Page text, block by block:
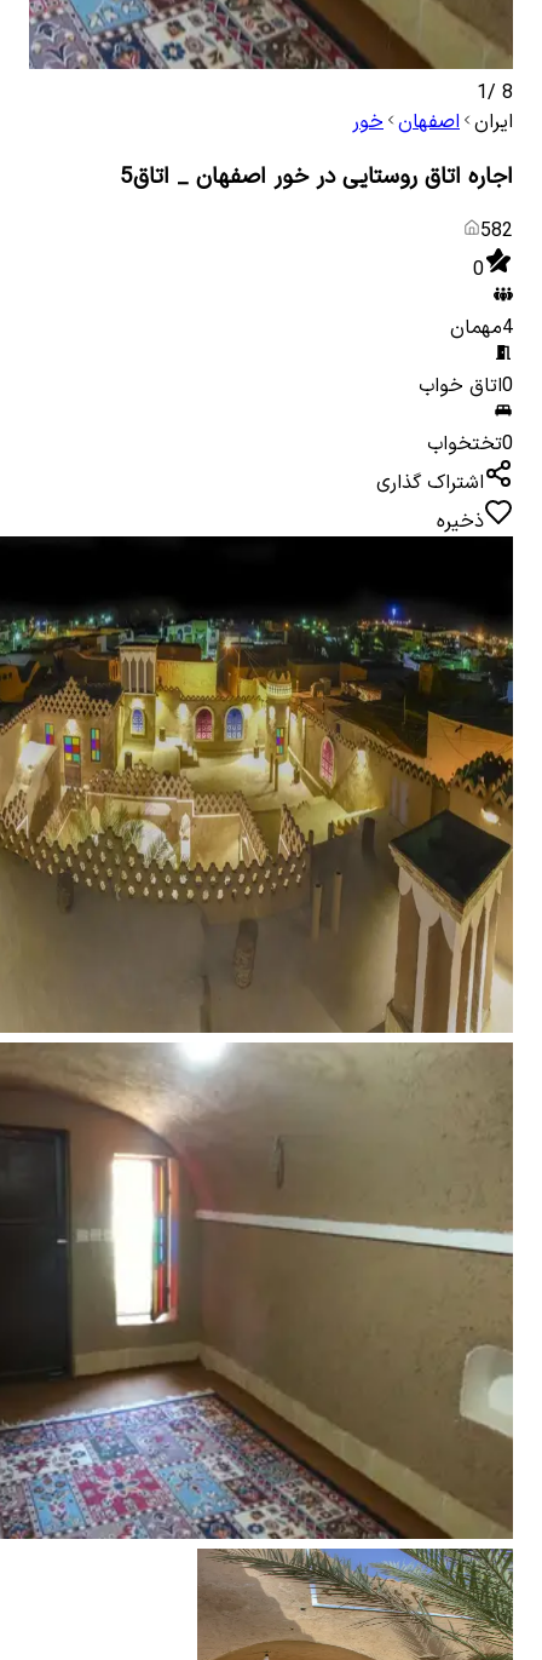
8
/
1
ایران اصفهان خور
اجاره اتاق روستایی در خور اصفهان _ اتاق5
582
0
4مهمان
0اتاق خواب
0تختخواب
اشتراک گذاری
ذخیره